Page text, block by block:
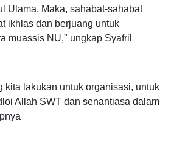
Ulama. Maka, sahabat-sahabat
ikhlas dan berjuang untuk
muassis NU," ungkap Syafril
kita lakukan untuk organisasi, untuk
Allah SWT dan senantiasa dalam